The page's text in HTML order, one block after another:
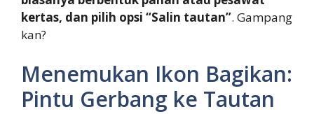
kertas, dan pilih opsi “Salin tautan”. Gampang
kan?
Menemukan Ikon Bagikan:
Pintu Gerbang ke Tautan